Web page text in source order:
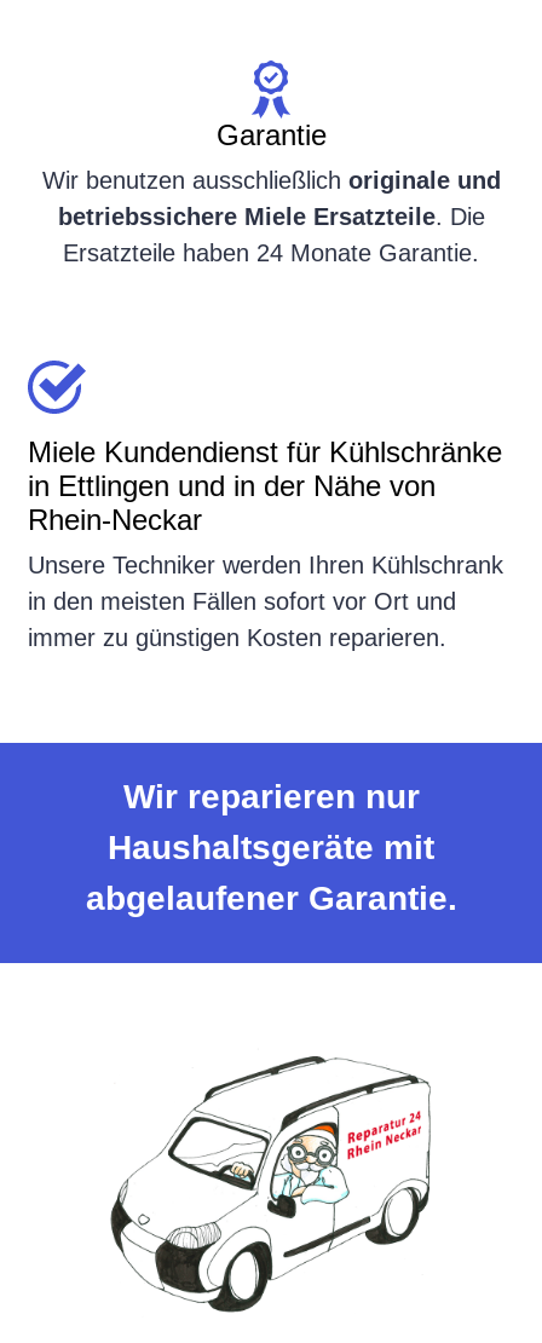
Garantie
Wir benutzen ausschließlich originale und
betriebssichere Miele Ersatzteile. Die
Ersatzteile haben 24 Monate Garantie.
Miele Kundendienst für Kühlschränke
in Ettlingen und in der Nähe von
Rhein-Neckar
Unsere Techniker werden Ihren Kühlschrank
in den meisten Fällen sofort vor Ort und
immer zu günstigen Kosten reparieren.
Wir reparieren nur
Haushaltsgeräte mit
abgelaufener Garantie.